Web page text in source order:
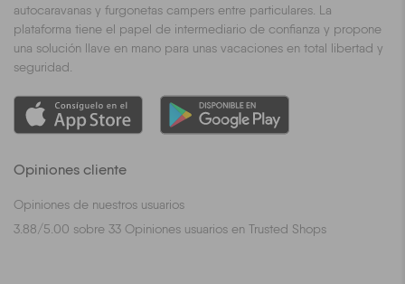
autocaravanas y furgonetas campers entre particulares. La
plataforma tiene el papel de intermediario de confianza y propone
una solución llave en mano para unas vacaciones en total libertad y
seguridad.
Opiniones cliente
Opiniones de nuestros usuarios
3.88/5.00 sobre 33 Opiniones usuarios en Trusted Shops